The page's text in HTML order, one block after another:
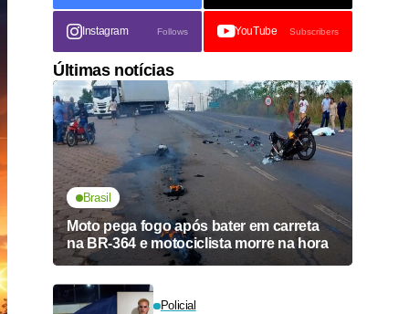
Instagram Follows YouTube Subscribers
Últimas notícias
Brasil
Moto pega fogo após bater em carreta
na BR-364 e motociclista morre na hora
Policial